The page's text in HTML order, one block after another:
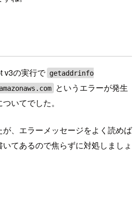
v3の実行で getaddrinfo
というエラーが発生
いてでした。
、エラーメッセージをよく読めば
てあるので焦らずに対処しましょ